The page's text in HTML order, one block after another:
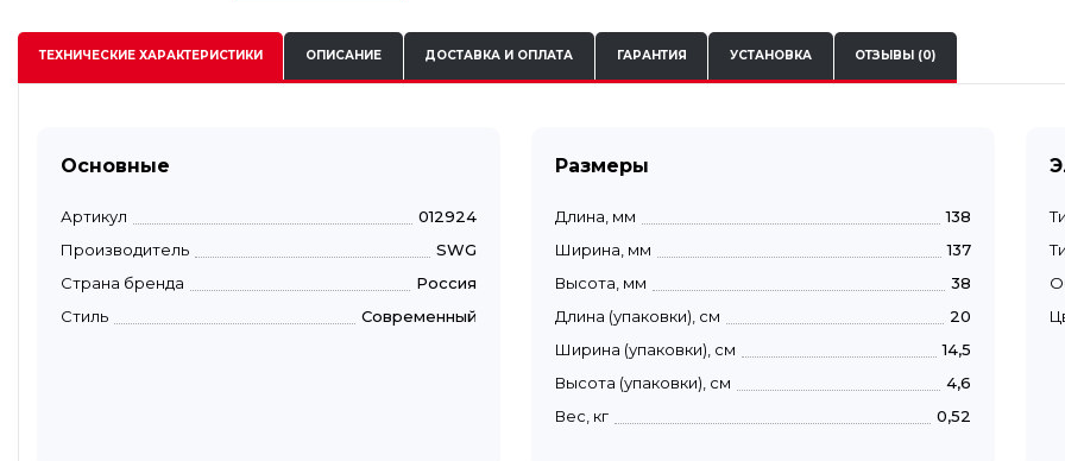
ТЕХНИЧЕСКИЕХАРАКТЕРИСТИКИ ОПИСАНИЕ ДОСТАВКА И ОПЛАТА ГАРАНТИЯ УСТАНОВКА ОТЗЫВЫ (0)
Основные
Артикул
012924
Производитель
SWG
Страна бренда
Россия
Стиль
Современный
Размеры
Длина, мм
138
Ширина, мм
137
Высота, мм
38
Длина (упаковки), см
20
Ширина (упаковки), см
14,5
Высота (упаковки), см
4,6
Вес, кг
0,52